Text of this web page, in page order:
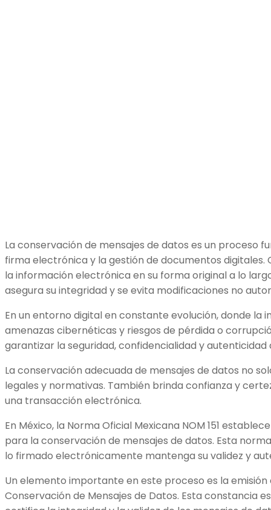
La conservación de mensajes de datos es un proceso
firma electrónica y la gestión de documentos digitales.
la información electrónica en su forma original a lo
asegura su integridad y se evita modificaciones no
En un entorno digital en constante evolución, donde la
amenazas cibernéticas y riesgos de pérdida o
garantizar la seguridad, confidencialidad y autenticidad
La conservación adecuada de mensajes de datos no
legales y normativas. También brinda confianza y
una transacción electrónica.
En México, la Norma Oficial Mexicana NOM 151
para la conservación de mensajes de datos. Esta
lo firmado electrónicamente mantenga su validez y
Un elemento importante en este proceso es la emisión
Conservación de Mensajes de Datos. Esta constancia